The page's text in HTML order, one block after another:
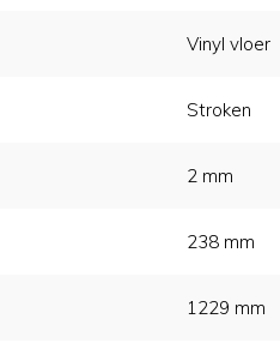
Vinyl vloer
Stroken
2 mm
238 mm
1229 mm